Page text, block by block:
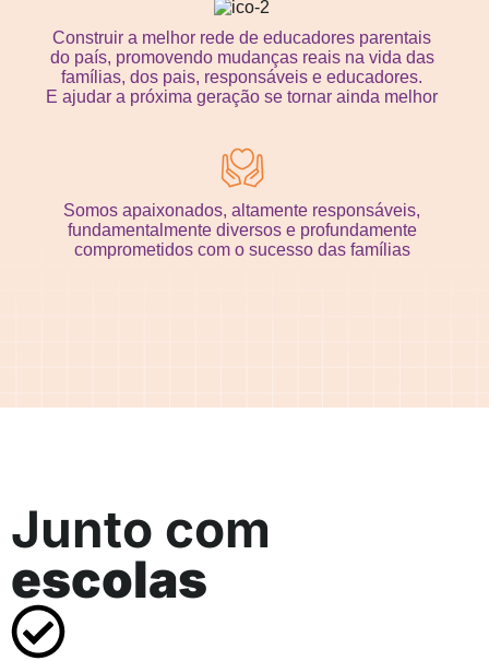
Construir a melhor rede de educadores parentais
do país, promovendo mudanças reais na vida das
famílias, dos pais, responsáveis e educadores.
E ajudar a próxima geração se tornar ainda melhor
Somos apaixonados, altamente responsáveis,
fundamentalmente diversos e profundamente
comprometidos com o sucesso das famílias
Junto com
escolas